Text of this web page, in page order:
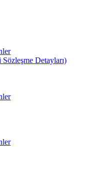
Detayları)